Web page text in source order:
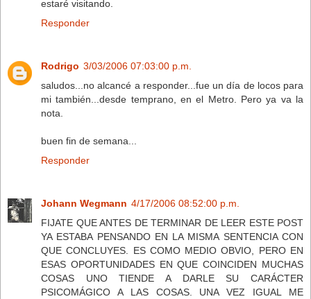
estaré visitando.
Responder
Rodrigo 3/03/2006 07:03:00 p.m.
saludos...no alcancé a responder...fue un día de locos para
mi también...desde temprano, en el Metro. Pero ya va la
nota.
buen fin de semana...
Responder
Johann Wegmann 4/17/2006 08:52:00 p.m.
FIJATE QUE ANTES DE TERMINAR DE LEER ESTE POST
YA ESTABA PENSANDO EN LA MISMA SENTENCIA CON
QUE CONCLUYES. ES COMO MEDIO OBVIO, PERO EN
ESAS OPORTUNIDADES EN QUE COINCIDEN MUCHAS
COSAS UNO TIENDE A DARLE SU CARÁCTER
PSICOMÁGICO A LAS COSAS. UNA VEZ IGUAL ME